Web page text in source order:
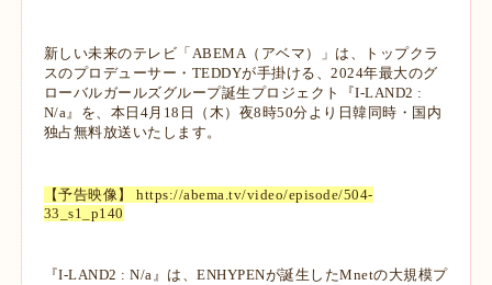
新しい未来のテレビ「ABEMA（アベマ）」は、トップクラ
スのプロデューサー・TEDDYが手掛ける、2024年最大のグ
ローバルガールズグループ誕生プロジェクト『I-LAND2 :
N/a』を、本日4月18日（木）夜8時50分より日韓同時・国内
独占無料放送いたします。
【予告映像】https://abema.tv/video/episode/504-
33_s1_p140
『I-LAND2 : N/a』は、ENHYPENが誕生したMnetの大規模プ